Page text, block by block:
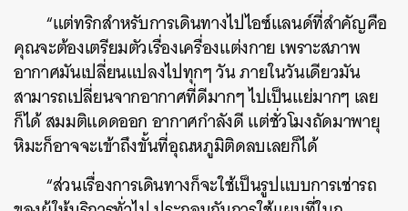
“แต่ทริกสำหรับการเดินทางไปไอซ์แลนด์ที่สำคัญคือ
คุณจะต้องเตรียมตัวเรื่องเครื่องแต่งกาย เพราะสภาพ
อากาศมันเปลี่ยนแปลงไปทุกๆ วัน ภายในวันเดียวมัน
สามารถเปลี่ยนจากอากาศที่ดีมากๆ ไปเป็นแย่มากๆ เลย
ก็ได้ สมมติแดดออก อากาศกำลังดี แต่ชั่วโมงถัดมาพายุ
หิมะก็อาจจะเข้าถึงขั้นที่อุณหภูมิติดลบเลยก็ได้
“ส่วนเรื่องการเดินทางก็จะใช้เป็นรูปแบบการเช่ารถ